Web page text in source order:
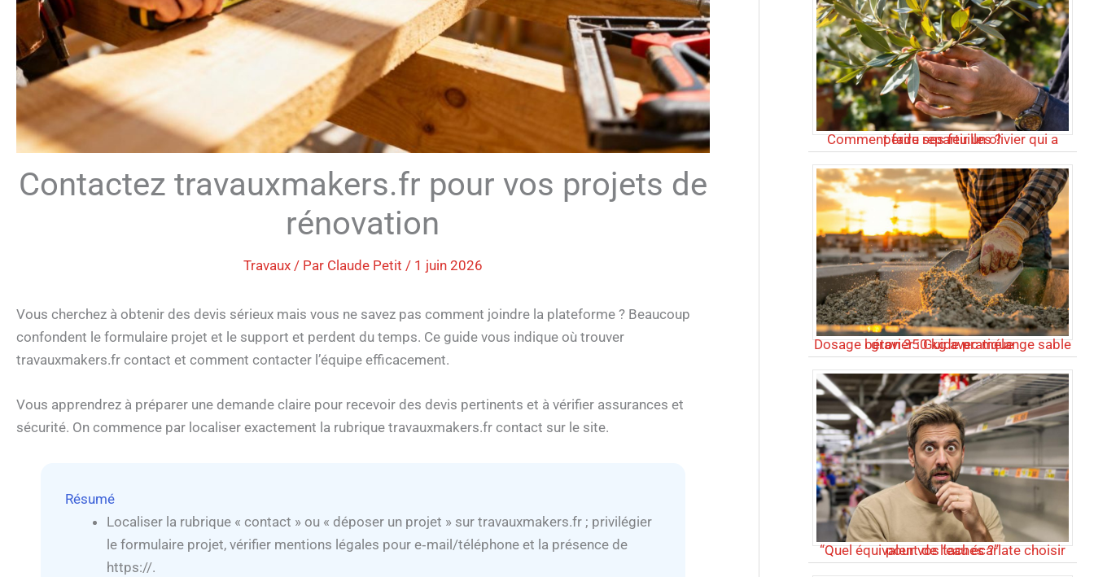
Contactez travauxmakers.fr pour vos projets de
rénovation
Travaux/ Par Claude Petit / 1 juin 2026
Vous cherchez à obtenir des devis sérieux mais vous ne savez pas comment joindre la plateforme ? Beaucoup
confondent le formulaire projet et le support et perdent du temps. Ce guide vous indique où trouver
travauxmakers.fr contact et comment contacter l’équipe efficacement.
Vous apprendrez à préparer une demande claire pour recevoir des devis pertinents et à vérifier assurances et
sécurité. On commence par localiser exactement la rubrique travauxmakers.fr contact sur le site.
Résumé
Localiser la rubrique « contact » ou « déposer un projet » sur travauxmakers.fr ; privilégier
le formulaire projet, vérifier mentions légales pour e‑mail/téléphone et la présence de
https://.
Comment faire repartir un olivier qui a perdu ses feuilles ?
Dosage béton 350 kg avec mélange sable gravier : Guide pratique
“Quel équivalent de l’eau écarlate choisir pour vos taches ?”